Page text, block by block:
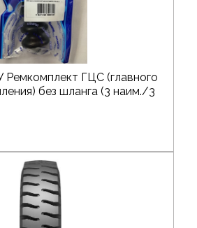
Ремкомплект ГЦС (главного
без шланга (3 наим./3